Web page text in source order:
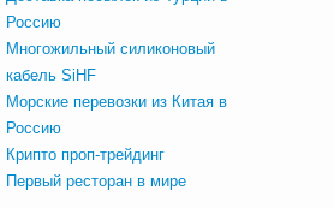
Россию
Многожильный силиконовый
кабель SiHF
Морские перевозки из Китая в
Россию
Крипто проп-трейдинг
Первый ресторан в мире